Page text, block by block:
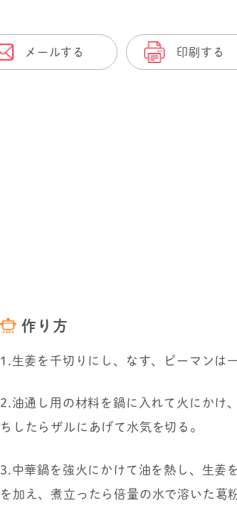
メールする 印刷する
作り方
1.生姜を千切りにし、なす、ピーマンは
2.油通し用の材料を鍋に入れて火にかけ
ちしたらザルにあげて水気を切る。
3.中華鍋を強火にかけて油を熱し、生姜
を加え、煮立ったら倍量の水で溶いた葛